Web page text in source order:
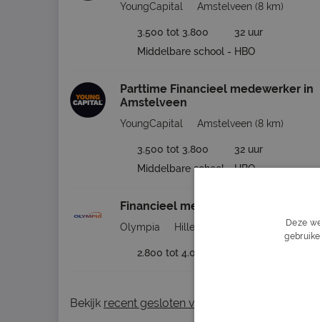
YoungCapital Amstelveen (8 km)
3.500 tot 3.800
32 uur
Middelbare school - HBO
Parttime Financieel medewerker in
Amstelveen
YoungCapital Amstelveen (8 km)
3.500 tot 3.800
32 uur
Middelbare school - HBO
Financieel medewerker
Olympia Hillegom
2.800 tot 4.000
Bekijk recent gesloten vacatures
Deze